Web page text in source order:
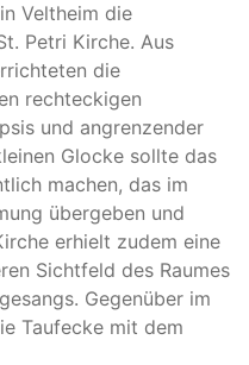
Veltheim die
Petri Kirche. Aus
die
rechteckigen
und angrenzender
Glocke sollte das
machen, das im
übergeben und
erhielt zudem eine
Sichtfeld des Raumes
Gegenüber im
Taufecke mit dem